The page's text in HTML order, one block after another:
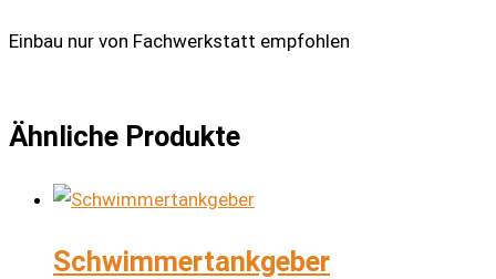
Einbau nur von Fachwerkstatt empfohlen
Ähnliche Produkte
Schwimmertankgeber